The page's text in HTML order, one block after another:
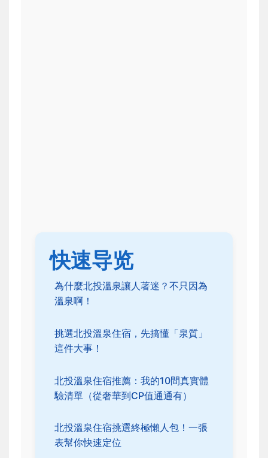
快速导览
為什麼北投溫泉讓人著迷？不只因為
溫泉啊！
挑選北投溫泉住宿，先搞懂「泉質」
這件大事！
北投溫泉住宿推薦：我的10間真實體
驗清單（從奢華到CP值通通有）
北投溫泉住宿挑選終極懶人包！一張
表幫你快速定位